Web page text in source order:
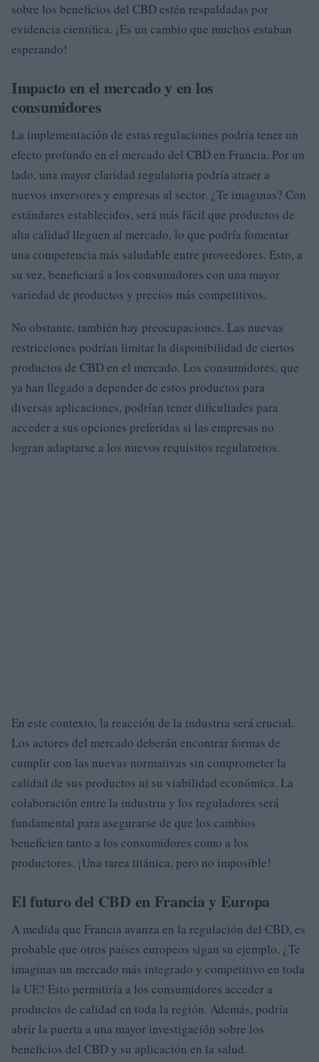
sobre los beneficios del CBD estén respaldadas por
evidencia científica. ¡Es un cambio que muchos estaban
esperando!
Impacto en el mercado y en los
consumidores
La implementación de estas regulaciones podría tener un
efecto profundo en el mercado del CBD en Francia. Por un
lado, una mayor claridad regulatoria podría atraer a
nuevos inversores y empresas al sector. ¿Te imaginas? Con
estándares establecidos, será más fácil que productos de
alta calidad lleguen al mercado, lo que podría fomentar
una competencia más saludable entre proveedores. Esto, a
su vez, beneficiará a los consumidores con una mayor
variedad de productos y precios más competitivos.
No obstante, también hay preocupaciones. Las nuevas
restricciones podrían limitar la disponibilidad de ciertos
productos de CBD en el mercado. Los consumidores, que
ya han llegado a depender de estos productos para
diversas aplicaciones, podrían tener dificultades para
acceder a sus opciones preferidas si las empresas no
logran adaptarse a los nuevos requisitos regulatorios.
En este contexto, la reacción de la industria será crucial.
Los actores del mercado deberán encontrar formas de
cumplir con las nuevas normativas sin comprometer la
calidad de sus productos ni su viabilidad económica. La
colaboración entre la industria y los reguladores será
fundamental para asegurarse de que los cambios
beneficien tanto a los consumidores como a los
productores. ¡Una tarea titánica, pero no imposible!
El futuro del CBD en Francia y Europa
A medida que Francia avanza en la regulación del CBD, es
probable que otros países europeos sigan su ejemplo. ¿Te
imaginas un mercado más integrado y competitivo en toda
la UE? Esto permitiría a los consumidores acceder a
productos de calidad en toda la región. Además, podría
abrir la puerta a una mayor investigación sobre los
beneficios del CBD y su aplicación en la salud.